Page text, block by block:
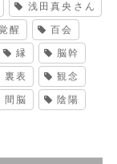
浅田真央さん
醒 百会
縁 脳幹
裏表 観念
間脳 陰陽